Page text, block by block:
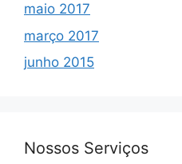
maio 2017
março 2017
junho 2015
Nossos Serviços